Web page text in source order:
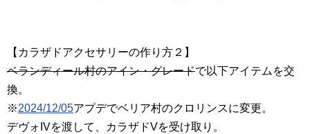
【カラザドアクセサリーの作り方２】
ベランディール村のアイン・グレードで以下アイテムを交
換。
※2024/12/05アプデでベリア村のクロリンスに変更。
デヴォIVを渡して、カラザドVを受け取り。